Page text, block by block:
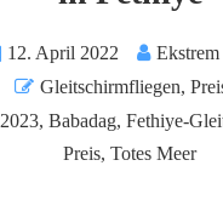
12. April 2022
Gleitschirmfliegen,
2023, Babadag, Fethiye-
Preis, Totes Meer